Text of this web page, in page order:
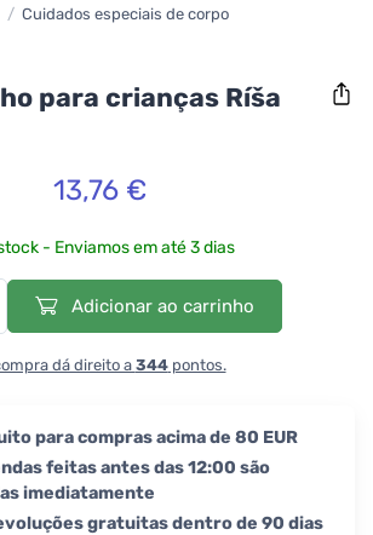
/ Cuidados especiais de corpo
para crianças Ríša
13,76 €
- Enviamos em até 3 dias
Adicionar ao carrinho
dá direito a 344pontos.
para compras acima de 80 EUR
feitas antes das 12:00 são
imediatamente
gratuitas dentro de 90 dias